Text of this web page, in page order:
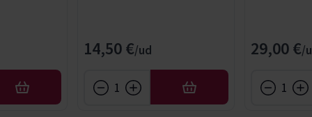
AFEGIR
14,50 €
AFEGIR
29,00 €